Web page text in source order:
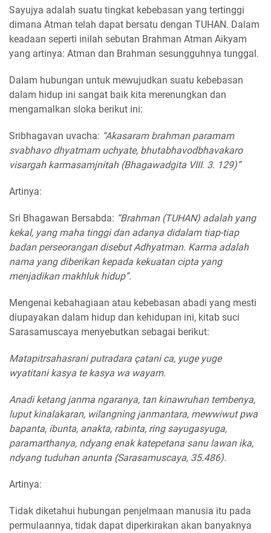
Sayujya adalah suatu tingkat kebebasan yang tertinggi
dimana Atman telah dapat bersatu dengan TUHAN. Dalam
keadaan seperti inilah sebutan Brahman Atman Aikyam
yang artinya: Atman dan Brahman sesungguhnya tunggal.
Dalam hubungan untuk mewujudkan suatu kebebasan
dalam hidup ini sangat baik kita merenungkan dan
mengamalkan sloka berikut ini:
Sribhagavan uvacha: “Akasaram brahman paramam
svabhavo dhyatmam uchyate, bhutabhavodbhavakaro
visargah karmasamjnitah (Bhagawadgita VIII. 3. 129)”
Artinya:
Sri Bhagawan Bersabda: “Brahman (TUHAN) adalah yang
kekal, yang maha tinggi dan adanya didalam tiap-tiap
badan perseorangan disebut Adhyatman. Karma adalah
nama yang diberikan kepada kekuatan cipta yang
menjadikan makhluk hidup”.
Mengenai kebahagiaan atau kebebasan abadi yang mesti
diupayakan dalam hidup dan kehidupan ini, kitab suci
Sarasamuscaya menyebutkan sebagai berikut:
Matapitrsahasrani putradara çatani ca, yuge yuge
wyatitani kasya te kasya wa wayam.
Anadi ketang janma ngaranya, tan kinawruhan tembenya,
luput kinalakaran, wilangning janmantara, mewwiwut pwa
bapanta, ibunta, anakta, rabinta, ring sayugasyuga,
paramarthanya, ndyang enak katepetana sanu lawan ika,
ndyang tuduhan anunta (Sarasamuscaya, 35.486).
Artinya:
Tidak diketahui hubungan penjelmaan manusia itu pada
permulaannya, tidak dapat diperkirakan akan banyaknya